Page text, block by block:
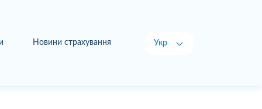
Новини страхування Укр